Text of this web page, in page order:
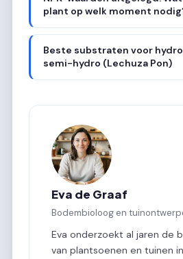
plant op welk moment
Beste substraten voor
semi-hydro (Lechuza Pon)
Eva de Graaf
Bodembioloog en
Eva onderzoekt al jaren de
van plantsoenen en tuinen